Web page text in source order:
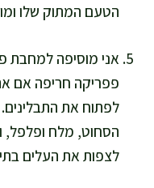
הטעם המתוק שלו
אני מוסיפה למחבת
לפתוח את
לצפות את העלים